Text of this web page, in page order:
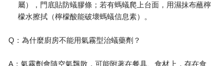
屬），門底貼防蟻膠條；若有螞蟻爬上台面，用濕抹布蘸檸
檬水擦拭（檸檬酸能破壞螞蟻信息素）。
Q ：為什麼廚房不能用氣霧型治蟻藥劑？
A ：氣霧劑會隨空氣飄散，可能附著在餐具、食材上，存在食